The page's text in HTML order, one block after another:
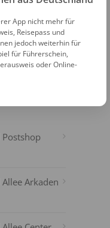
Arkaden
App nicht mehr für
Reisepass und
jedoch weiterhin für
für Führerschein,
oder Online-